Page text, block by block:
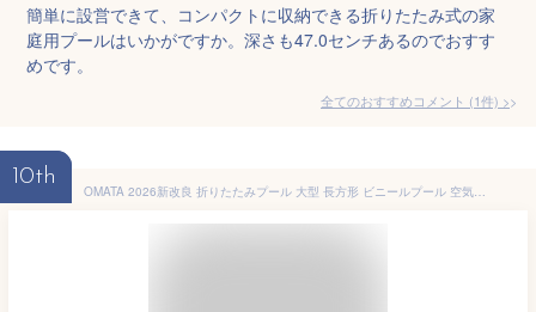
簡単に設営できて、コンパクトに収納できる折りたたみ式の家
庭用プールはいかがですか。深さも47.0センチあるのでおすす
めです。
全てのおすすめコメント (1件) >
10th
OMATA 2026新改良 折りたたみプール 大型 長方形 ビニールプール 空気入れ不要 1秒高速オープン 超簡単設置 家庭用・子供用 屋内・屋外兼用 耐高温・耐摩擦・安全無毒 水遊び・猛暑対策・夏休み必須 簡単排水・折り畳み収納 日本語説明書付き（内径180*110*51CM,外径210*140*51CM)